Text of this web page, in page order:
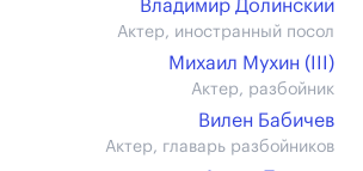
Владимир Долинский
Актер, иностранный посол
Михаил Мухин (III)
Актер, разбойник
Вилен Бабичев
Актер, главарь разбойников